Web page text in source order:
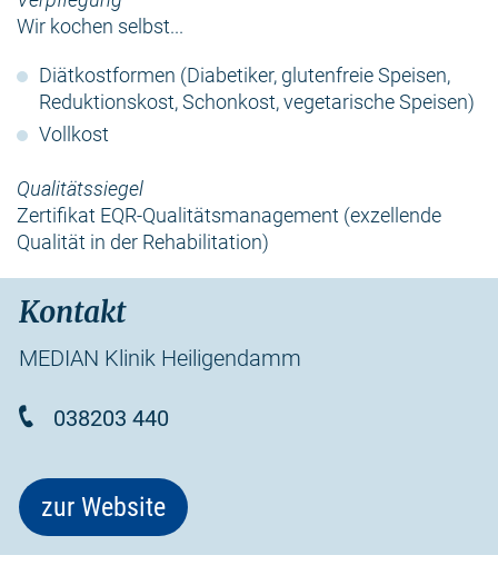
Wir kochen selbst...
Diätkostformen (Diabetiker, glutenfreie Speisen,
Reduktionskost, Schonkost, vegetarische Speisen)
Vollkost
Qualitätssiegel
Zertifikat EQR-Qualitätsmanagement (exzellende
Qualität in der Rehabilitation)
Kontakt
MEDIAN Klinik Heiligendamm
038203 440
zur Website